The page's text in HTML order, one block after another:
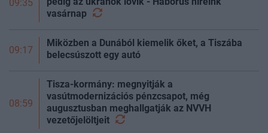
09:35
vasárnap
09:17
Miközben a Dunából kiemelik őket, a Tiszába
belecsúszott egy autó
08:59
Tisza-kormány: megnyitják a
vasútmodernizációs pénzcsapot, még
augusztusban meghallgatják az NVVH
vezetőjelöltjeit